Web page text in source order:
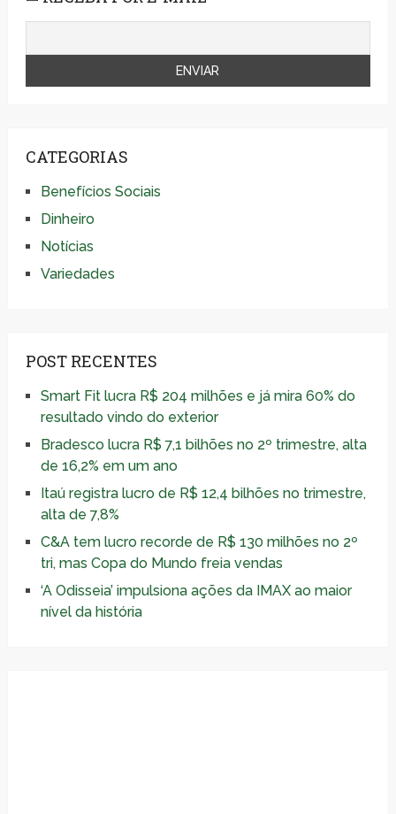
CATEGORIAS
Benefícios Sociais
Dinheiro
Notícias
Variedades
POST RECENTES
Smart Fit lucra R$ 204 milhões e já mira 60% do
resultado vindo do exterior
Bradesco lucra R$ 7,1 bilhões no 2º trimestre, alta
de 16,2% em um ano
Itaú registra lucro de R$ 12,4 bilhões no trimestre,
alta de 7,8%
C&A tem lucro recorde de R$ 130 milhões no 2º
tri, mas Copa do Mundo freia vendas
‘A Odisseia’ impulsiona ações da IMAX ao maior
nível da história